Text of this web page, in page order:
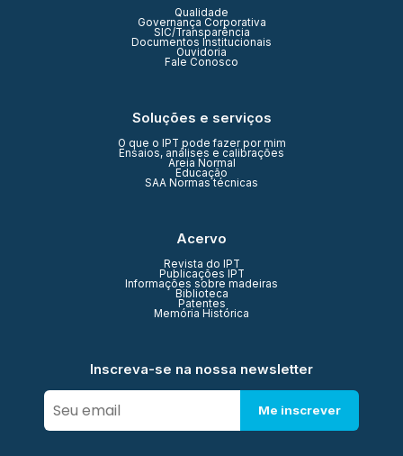
Qualidade
Governança Corporativa
SIC/Transparência
Documentos Institucionais
Ouvidoria
Fale Conosco
Soluções e serviços
O que o IPT pode fazer por mim
Ensaios, análises e calibrações
Areia Normal
Educação
SAA Normas técnicas
Acervo
Revista do IPT
Publicações IPT
Informações sobre madeiras
Biblioteca
Patentes
Memória Histórica
Inscreva-se na nossa newsletter
Me inscrever